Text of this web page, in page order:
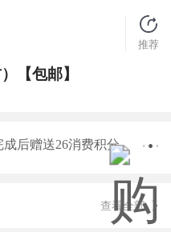
推荐
【包邮】
后赠送26消费积分
查看全部